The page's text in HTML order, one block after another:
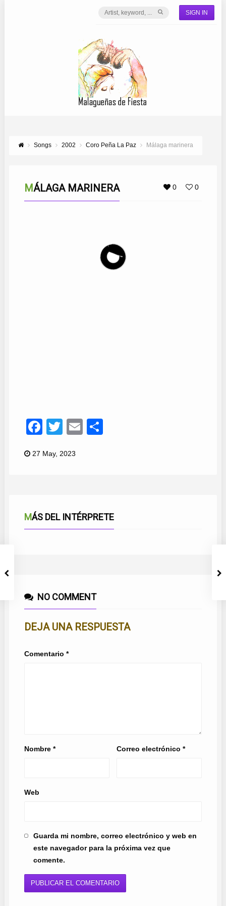
SIGN IN
Songs 2002 Coro Peña La Paz Málaga marinera
0 0
MÁLAGA MARINERA
Facebook
TwitterEmail
27 May, 2023
MÁS DEL INTÉRPRETE
NO COMMENT
DEJA UNA RESPUESTA
Comentario *
Nombre * Correo electrónico*
Web
Guarda mi nombre, correo electrónico y web en
este navegador para la próxima vez que
comente.